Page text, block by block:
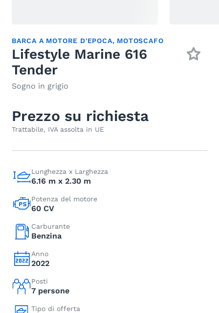
BARCA A MOTORE D'EPOCA, MOTOSCAFO
Lifestyle Marine 616
Tender
Sogno in grigio
Prezzo su richiesta
Trattabile, IVA assolta in UE
Lunghezza x Larghezza
6.16 m x 2.30 m
Potenza del motore
60 CV
Carburante
Benzina
Anno
2022
Posti
7 persone
Tipo di offerta